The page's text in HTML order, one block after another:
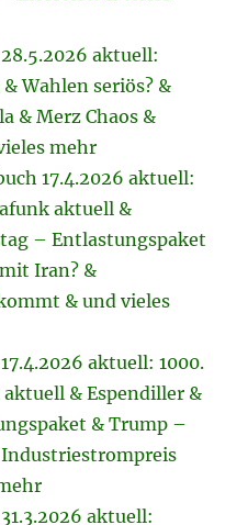
aktuell:
Wahlen seriös? &
& Merz Chaos &
mehr
17.4.2026 aktuell:
aktuell &
– Entlastungspaket
Iran? &
& und vieles
aktuell: 1000.
& Espendiller &
& Trump –
aktuell: